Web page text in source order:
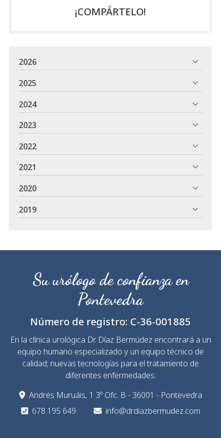
¡COMPÁRTELO!
2026
2025
2024
2023
2022
2021
2020
2019
Su urólogo de confianza en
Pontevedra
Número de registro: C-36-001885
En la clínica urológica Dr. Díaz Bermúdez encontrará a un
equipo humano especializado y un equipo técnico de
calidad; nuevas tecnologías para el tratamiento de
diferentes enfermedades.
Andrés Muruáis, 1 3º Ofc. B - 36001 - Pontevedra
678 195 649
info@drdiazbermudez.com